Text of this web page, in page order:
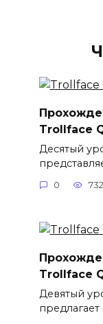
Trollface
Десятый
0 732
Trollface
Девятый